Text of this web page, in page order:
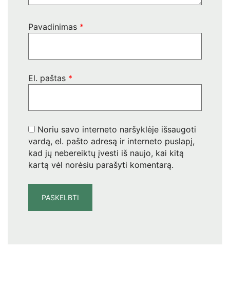
Pavadinimas *
El. paštas *
Noriu savo interneto naršyklėje išsaugoti
vardą, el. pašto adresą ir interneto puslapį,
kad jų nebereiktų įvesti iš naujo, kai kitą
kartą vėl norėsiu parašyti komentarą.